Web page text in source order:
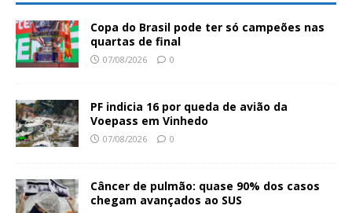
Copa do Brasil pode ter só campeões nas
quartas de final
07/08/2026 0
PF indicia 16 por queda de avião da
Voepass em Vinhedo
07/08/2026 0
Câncer de pulmão: quase 90% dos casos
chegam avançados ao SUS